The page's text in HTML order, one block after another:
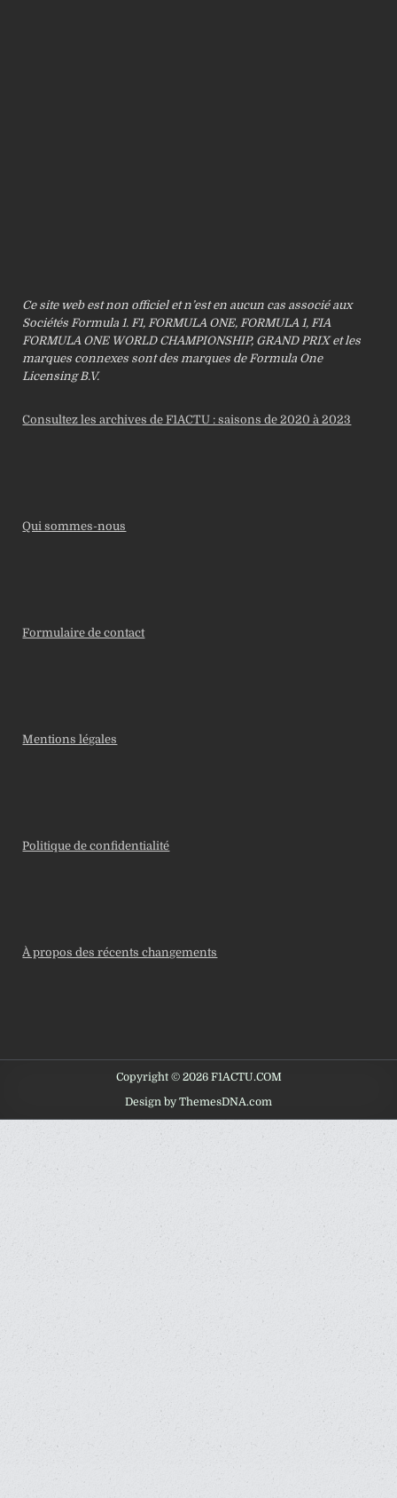
Ce site web est non officiel et n’est en aucun cas associé aux
Sociétés Formula 1. F1, FORMULA ONE, FORMULA 1, FIA
FORMULA ONE WORLD CHAMPIONSHIP, GRAND PRIX et les
marques connexes sont des marques de Formula One
Licensing B.V.
Consultez les archives de F1ACTU : saisons de 2020 à 2023
Qui sommes-nous
Formulaire de contact
Mentions légales
Politique de confidentialité
À propos des récents changements
Copyright © 2026 F1ACTU.COM
Design by ThemesDNA.com